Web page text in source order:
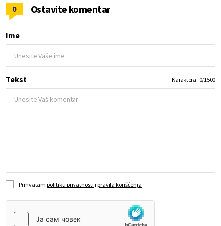
0 Ostavite komentar
Ime
Tekst Karaktera: 0/1500
Prihvatam politiku privatnosti i pravila korišćenja